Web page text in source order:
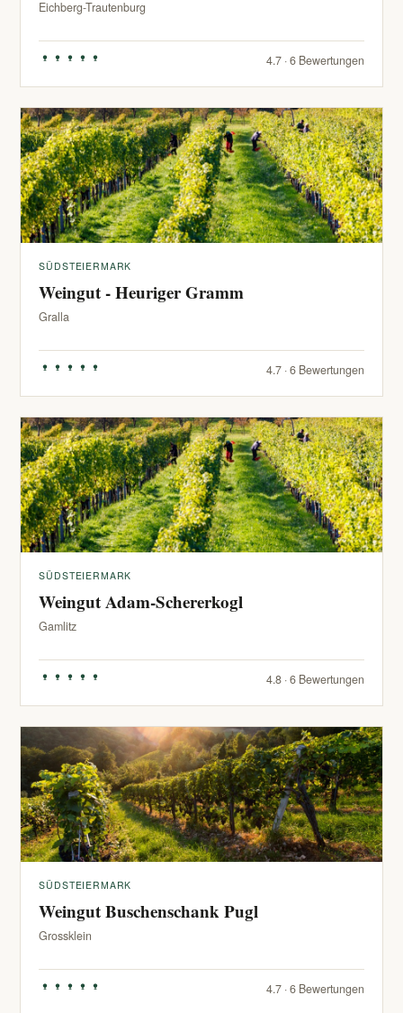
Eichberg-Trautenburg
4.7 · 6 Bewertungen
SÜDSTEIERMARK
Weingut - Heuriger Gramm
Gralla
4.7 · 6 Bewertungen
SÜDSTEIERMARK
Weingut Adam-Schererkogl
Gamlitz
4.8 · 6 Bewertungen
SÜDSTEIERMARK
Weingut Buschenschank Pugl
Grossklein
4.7 · 6 Bewertungen